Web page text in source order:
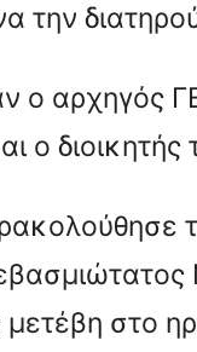
την
ο αρχηγός
ο
στο